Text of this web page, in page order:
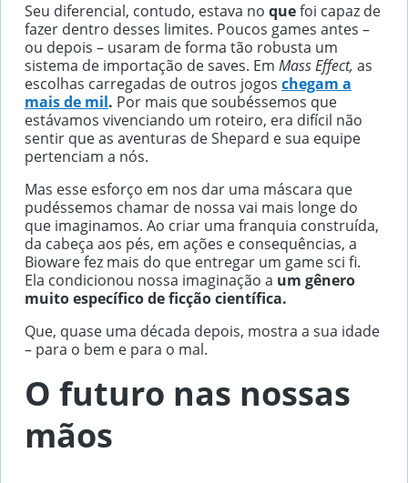
Seu diferencial, contudo, estava no quefoi capaz de
fazer dentro desses limites. Poucos games antes –
ou depois – usaram de forma tão robusta um
sistema de importação de saves. Em Mass Effect, as
escolhas carregadas de outros jogos chegam a
mais de mil. Por mais que soubéssemos que
estávamos vivenciando um roteiro, era difícil não
sentir que as aventuras de Shepard e sua equipe
pertenciam a nós.
Mas esse esforço em nos dar uma máscara que
pudéssemos chamar de nossa vai mais longe do
que imaginamos. Ao criar uma franquia construída,
da cabeça aos pés, em ações e consequências, a
Bioware fez mais do que entregar um game sci fi.
Ela condicionou nossa imaginação a um gênero
muito específico de ficção científica.
Que, quase uma década depois, mostra a sua idade
– para o bem e para o mal.
O futuro nas nossas
mãos